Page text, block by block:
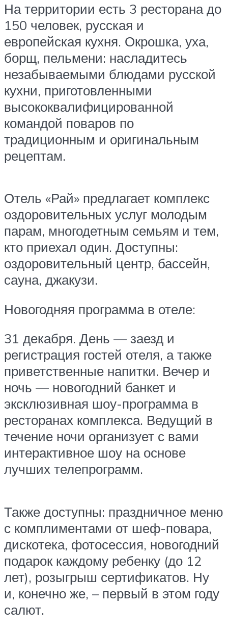
На территории есть 3 ресторана до
150 человек, русская и
европейская кухня. Окрошка, уха,
борщ, пельмени: насладитесь
незабываемыми блюдами русской
кухни, приготовленными
высококвалифицированной
командой поваров по
традиционным и оригинальным
рецептам.
Отель «Рай» предлагает комплекс
оздоровительных услуг молодым
парам, многодетным семьям и тем,
кто приехал один. Доступны:
оздоровительный центр, бассейн,
сауна, джакузи.
Новогодняя программа в отеле:
31 декабря. День — заезд и
регистрация гостей отеля, а также
приветственные напитки. Вечер и
ночь — новогодний банкет и
эксклюзивная шоу-программа в
ресторанах комплекса. Ведущий в
течение ночи организует с вами
интерактивное шоу на основе
лучших телепрограмм.
Также доступны: праздничное меню
с комплиментами от шеф-повара,
дискотека, фотосессия, новогодний
подарок каждому ребенку (до 12
лет), розыгрыш сертификатов. Ну
и, конечно же, – первый в этом году
салют.